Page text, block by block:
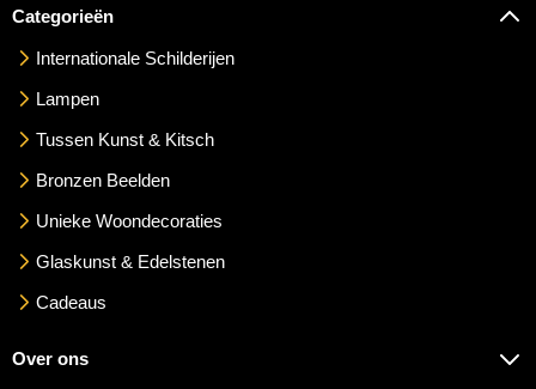
Categorieën
Internationale Schilderijen
Lampen
Tussen Kunst & Kitsch
Bronzen Beelden
Unieke Woondecoraties
Glaskunst & Edelstenen
Cadeaus
Over ons